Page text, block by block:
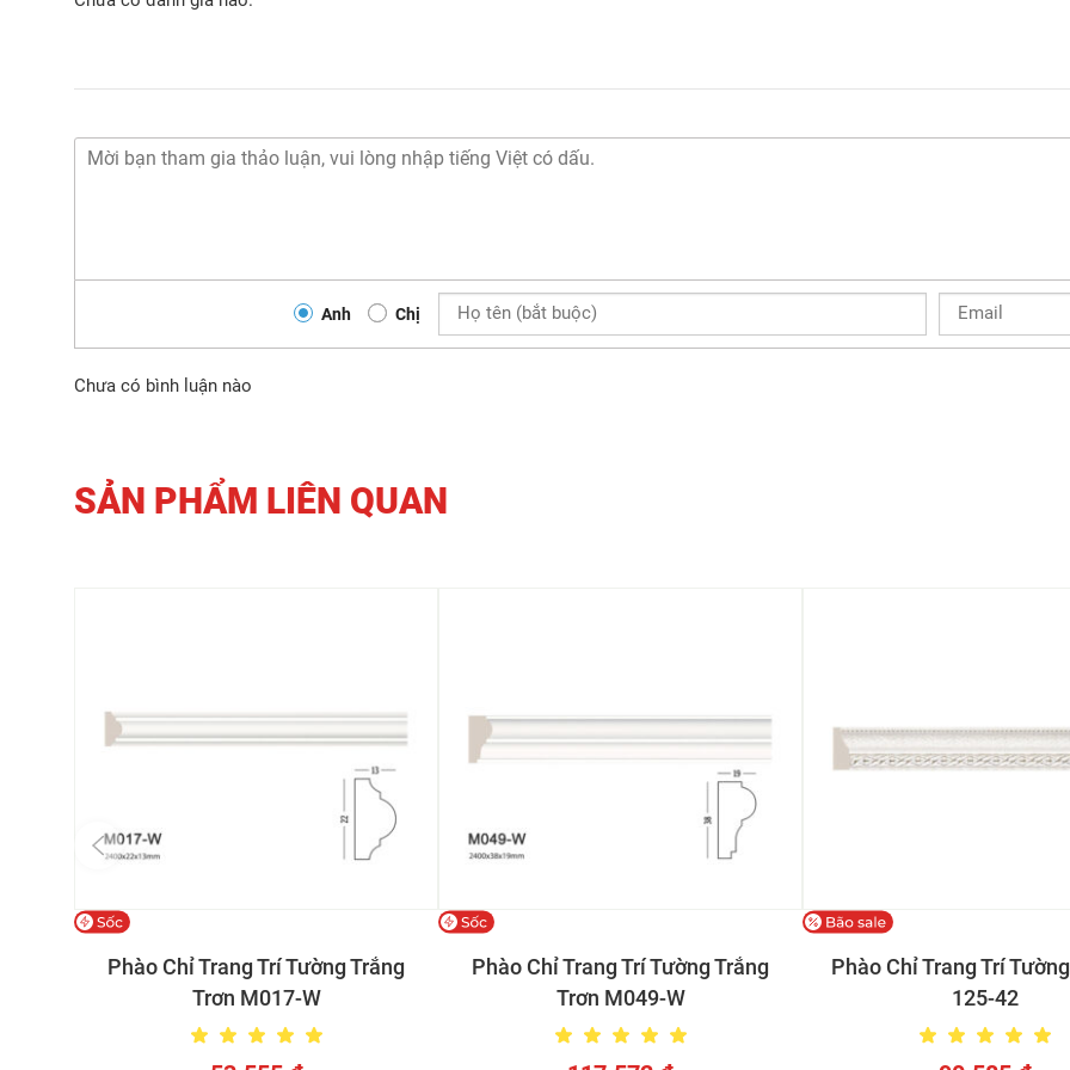
Anh Chị
Chưa có bình luận nào
SẢN PHẨM LIÊN QUAN
Phào Chỉ Trang Trí Tường Trắng
Trơn M017-W
Phào Chỉ Trang Trí Tường Trắng
Trơn M049-W
Phào Chỉ Trang Trí
125-42